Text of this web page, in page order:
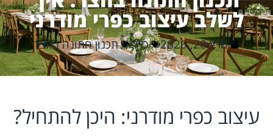
לשלב עיצוב כפרי מודרני
מרץ 20, 2026 כללי תכנון חתונה בחצר
עיצוב כפרי מודרני: היכן להתחיל?